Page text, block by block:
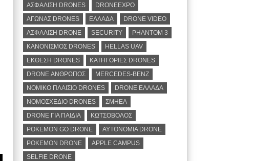
ΑΣΦΑΛΙΣΗ DRONES
DRONEEXPO
ΑΓΩΝΑΣ DRONES
ΕΛΛΑΔΑ
DRONE VIDEO
ΑΣΦΑΛΙΣΗ DRONE
SECURITY
PHANTOM 3
ΚΑΝΟΝΙΣΜΟΣ DRONES
HELLAS UAV
ΕΚΘΕΣΗ DRONES
ΚΑΤΗΓΟΡΙΕΣ DRONES
DRONE ΑΝΘΡΩΠΟΣ
MERCEDES-BENZ
ΝΟΜΙΚΟ ΠΛΑΙΣΙΟ DRONES
DRONE ΕΛΛΑΔΑ
ΝΟΜΟΣΧΕΔΙΟ DRONES
ΣΜΗΕΑ
DRONE ΓΙΑ ΠΑΙΔΙΑ
ΚΩΤΣΟΒΟΛΟΣ
POKEMON GO DRONE
ΑΥΤΟΝΟΜΙΑ DRONE
POKEMON DRONE
APPLE CAMPUS
SELFIE DRONE